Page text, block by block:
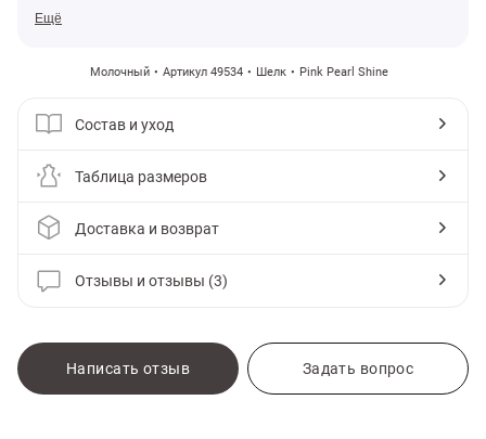
Ещё
Молочный Артикул 49534 Шелк Pink Pearl Shine
Состав и уход
Таблица размеров
Доставка и возврат
Отзывы и отзывы (3)
Написать отзыв Задать вопрос